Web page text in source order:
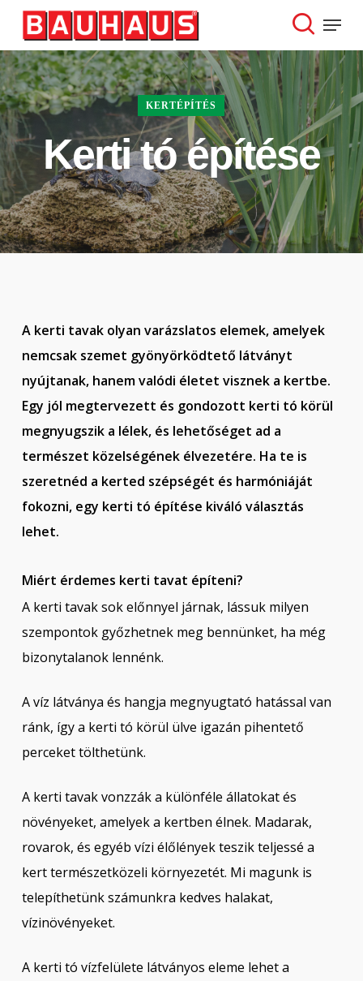
Skip
main
content
search
Menu
KERTÉPÍTÉS
Kerti tó építése
A kerti tavak olyan varázslatos elemek, amelyek
nemcsak szemet gyönyörködtető látványt
nyújtanak, hanem valódi életet visznek a kertbe.
Egy jól megtervezett és gondozott kerti tó körül
megnyugszik a lélek, és lehetőséget ad a
természet közelségének élvezetére. Ha te is
szeretnéd a kerted szépségét és harmóniáját
fokozni, egy kerti tó építése kiváló választás
lehet.
Miért érdemes kerti tavat építeni?
A kerti tavak sok előnnyel járnak, lássuk milyen
szempontok győzhetnek meg bennünket, ha még
bizonytalanok lennénk.
A víz látványa és hangja megnyugtató hatással van
ránk, így a kerti tó körül ülve igazán pihentető
perceket tölthetünk.
A kerti tavak vonzzák a különféle állatokat és
növényeket, amelyek a kertben élnek. Madarak,
rovarok, és egyéb vízi élőlények teszik teljessé a
kert természetközeli környezetét. Mi magunk is
telepíthetünk számunkra kedves halakat,
vízinövényeket.
A kerti tó vízfelülete látványos eleme lehet a
Close
Menu